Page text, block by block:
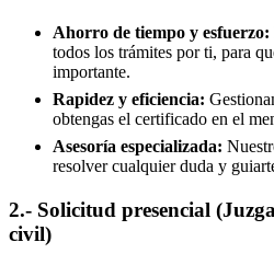
Ahorro de tiempo y esfuerzo:
todos los trámites por ti, para
importante.
Rapidez y eficiencia:
obtengas el certificado en el
Asesoría especializada:
resolver cualquier duda y
2.- Solicitud presencial
civil)